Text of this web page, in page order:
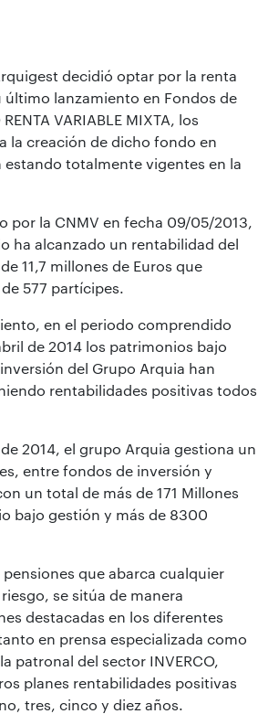
decidió optar por la renta
último lanzamiento en Fondos de
VARIABLE MIXTA, los
la creación de dicho fondo en
estando totalmente vigentes en la
por la CNMV en fecha 09/05/2013,
ha alcanzado un rentabilidad del
11,7 millones de Euros que
577 partícipes.
en el periodo comprendido
de 2014 los patrimonios bajo
del Grupo Arquia han
rentabilidades positivas todos
2014, el grupo Arquia gestiona un
entre fondos de inversión y
un total de más de 171 Millones
bajo gestión y más de 8300
pensiones que abarca cualquier
se sitúa de manera
destacadas en los diferentes
en prensa especializada como
patronal del sector INVERCO,
planes rentabilidades positivas
tres, cinco y diez años.